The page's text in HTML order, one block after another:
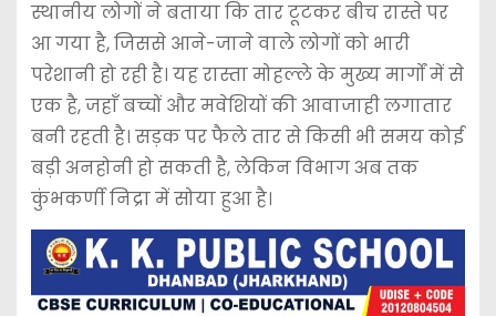
स्थानीय लोगों ने बताया कि तार टूटकर बीच रास्ते पर
आ गया है, जिससे आने-जाने वाले लोगों को भारी
परेशानी हो रही है। यह रास्ता मोहल्ले के मुख्य मार्गों में से
एक है, जहाँ बच्चों और मवेशियों की आवाजाही लगातार
बनी रहती है। सड़क पर फैले तार से किसी भी समय कोई
बड़ी अनहोनी हो सकती है, लेकिन विभाग अब तक
कुंभकर्णी निद्रा में सोया हुआ है।